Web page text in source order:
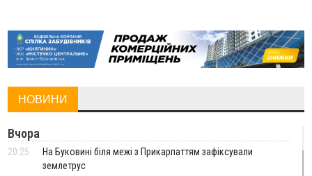
НОВИНИ
Вчора
20:25
На Буковині біля межі з Прикарпаттям зафіксували
землетрус